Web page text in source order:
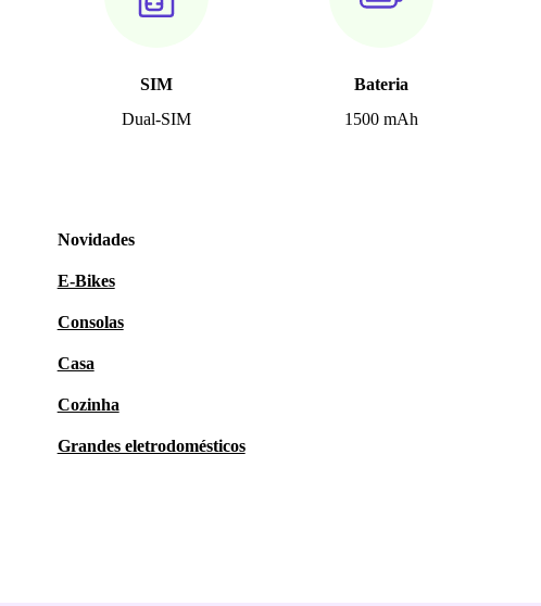
SIM
Dual-SIM
Bateria
1500 mAh
Novidades
E-Bikes
Consolas
Casa
Cozinha
Grandes eletrodomésticos